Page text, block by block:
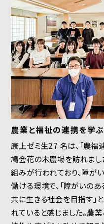
農業と福祉の連携を学ぶ
康上ゼミ生27 名は、「農
鳩会花の木農場を訪れま
組みが行われており、障が
働ける環境で、「障がいの
共に生きる社会を目指す」
れていると感じました。農